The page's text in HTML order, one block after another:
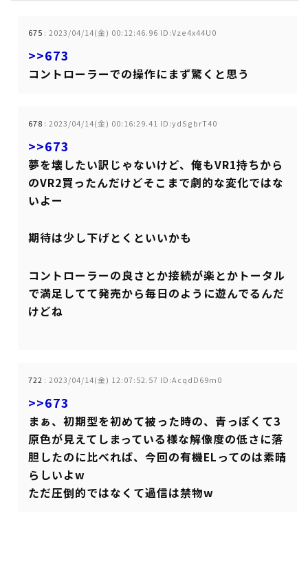
675 : 2023/04/14(金) 00:12:46.96 ID:Vze4x44U0
>>673
コントローラーでの操作にまず驚くと思う
678 : 2023/04/14(金) 00:16:29.41 ID:ydSgbrT40
>>673
夢を壊したい訳じゃないけど、俺もVR1持ちから
のVR2買ったんだけどそこまで劇的な変化ではな
いよー
期待は少し下げとくといいかも
コントローラーの良さとか接続が楽とかトータル
で満足してて発売から毎日のように遊んでるんだ
けどね
722 : 2023/04/14(金) 12:07:52.57 ID:AcqdD69m0
>>673
まぁ、初期型を初めて被った時の、青っぽくて3
原色が見えてしまっている様な解像度の低さに落
胆したのに比べれば、今回の有機ELってのは素晴
らしいよw
ただ圧倒的ではなくて過信は禁物w